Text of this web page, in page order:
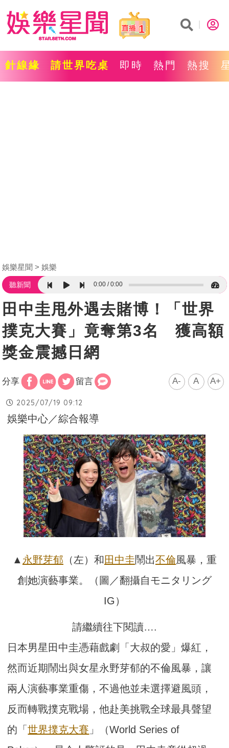
1
針線緣 請世界吃桌 即時 熱門 熱搜
娛樂星聞 娛樂
聽新聞 0:00 0:00
田中圭甩外遇去賭博！「世界
撲克大賽」竟奪第3名 獲高額
獎金震撼日網
分享 留言 A- A A+
2025/07/19 09:12
娛樂中心／綜合報導
▲ 永野芽郁 （左）和 田中圭鬧出不倫風暴，重
創她演藝事業。（圖／翻攝自モニタリング
IG）
請繼續往下閱讀….
日本男星田中圭憑藉戲劇「大叔的愛」爆紅，
然而近期鬧出與女星永野芽郁的不倫風暴，讓
兩人演藝事業重傷，不過他並未選擇避風頭，
反而轉戰撲克戰場，他赴美挑戰全球最具聲望
的「世界撲克大賽 」（World Series of